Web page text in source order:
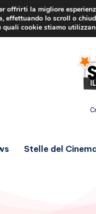
Stelle del
offrirti la migliore
effettuando lo scroll o
quali cookie stiamo